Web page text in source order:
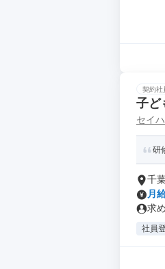
契約社
子ど
セイ
研
千
月
求
社員